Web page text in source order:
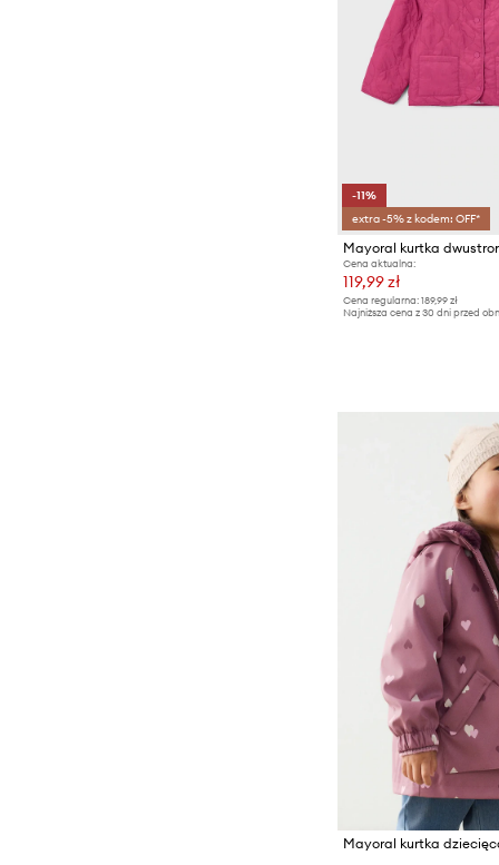
-11%
extra -5% z kodem: OFF*
Mayoral kurtka
Cena aktualna:
119,99 zł
Cena regularna: 189,99 zł
Najniższa cena z 30 dni przed
Mayoral kurtka